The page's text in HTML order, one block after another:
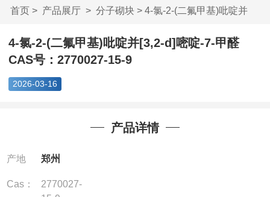
首页> 产品展厅> 分子砌块> 4-氯-2-(二氟甲基)吡啶并
[3,2-...
4-氯-2-(二氟甲基)吡啶并[3,2-d]嘧啶-7-甲醛
CAS号：2770027-15-9
2026-03-16
产品详情
产地 郑州
Cas：
2770027-